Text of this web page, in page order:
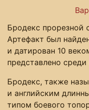
Бродекс прорезной
Артефакт был
и датирован 10
представлено
Бродекс, также
и английским
типом боевого